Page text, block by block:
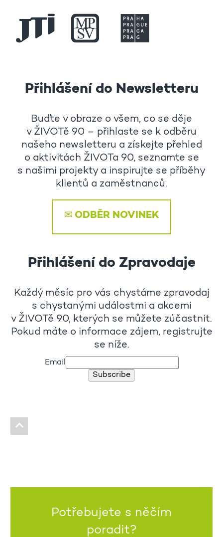
Přihlášení do Newsletteru
Buďte v obraze o všem, co se děje
v ŽIVOTě 90 – přihlaste se k odběru
našeho newsletteru a získejte přehled
o aktivitách ŽIVOTa 90, seznamte se
s našimi projekty a inspirujte se příběhy
klientů a zaměstnanců.
✉ ODBĚR NOVINEK
Přihlášení do Zpravodaje
Každý měsíc pro vás chystáme zpravodaj
s chystanými událostmi a akcemi
v ŽIVOTě 90, kterých se můžete zúčastnit.
Pokud máte o informace zájem, registrujte
se níže.
Email
Subscribe
Potřebujete s něčím
poradit?